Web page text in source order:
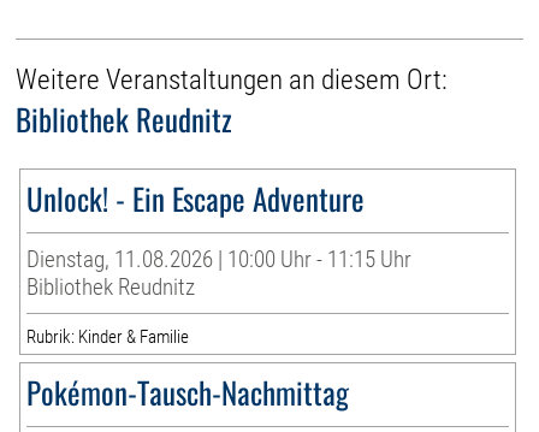
Weitere Veranstaltungen an diesem Ort:
Bibliothek Reudnitz
Unlock! - Ein Escape Adventure
Dienstag, 11.08.2026 | 10:00 Uhr - 11:15 Uhr
Bibliothek Reudnitz
Rubrik: Kinder & Familie
Pokémon-Tausch-Nachmittag